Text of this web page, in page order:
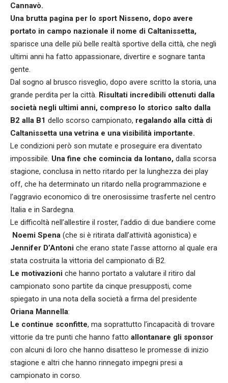
Cannavò.
Una brutta pagina per lo sport Nisseno, dopo avere
portato in campo nazionale il nome di Caltanissetta,
sparisce una delle più belle realtà sportive della città, che negli
ultimi anni ha fatto appassionare, divertire e sognare tanta
gente.
Dal sogno al brusco risveglio, dopo avere scritto la storia, una
grande perdita per la città. Risultati incredibili ottenuti dalla
società negli ultimi anni, compreso lo storico salto dalla
B2 alla B1 dello scorso campionato, regalando alla città di
Caltanissetta una vetrina e una visibilità importante.
Le condizioni però son mutate e proseguire era diventato
impossibile. Una fine che comincia da lontano, dalla scorsa
stagione, conclusa in netto ritardo per la lunghezza dei play
off, che ha determinato un ritardo nella programmazione e
l’aggravio economico di tre onerosissime trasferte nel centro
Italia e in Sardegna.
Le difficoltà nell’allestire il roster, l’addio di due bandiere come
Noemi Spena (che si è ritirata dall’attività agonistica) e
Jennifer D’Antoni che erano state l’asse attorno al quale era
stata costruita la vittoria del campionato di B2.
Le motivazioni che hanno portato a valutare il ritiro dal
campionato sono partite da cinque presupposti, come
spiegato in una nota della società a firma del presidente
Oriana Mannella:
Le continue sconfitte, ma soprattutto l’incapacità di trovare
vittorie da tre punti che hanno fatto allontanare gli sponsor
con alcuni di loro che hanno disatteso le promesse di inizio
stagione e altri che hanno rinnegato impegni presi a
campionato in corso.